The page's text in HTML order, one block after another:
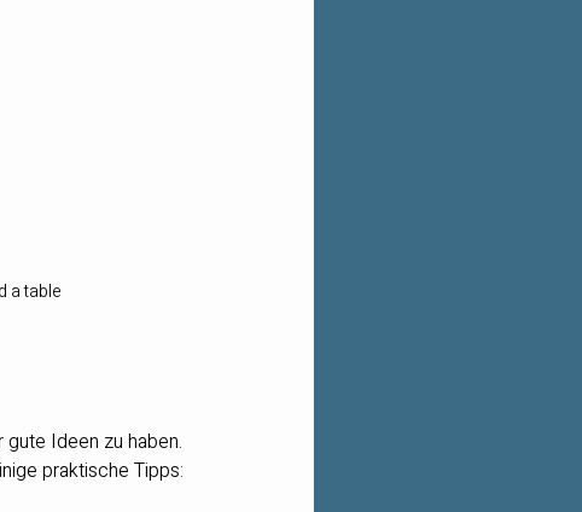
a table
Ideen zu haben.
praktische Tipps: